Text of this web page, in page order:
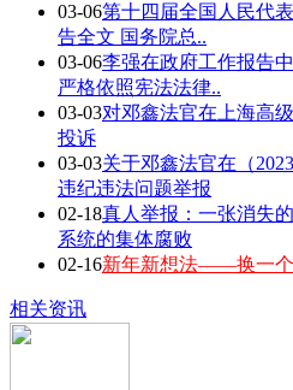
03-06第十四届全国人民代
告全文 国务院总..
03-06李强在政府工作报告
严格依照宪法法律..
03-03对邓鑫法官在上海高
投诉
03-03关于邓鑫法官在（
违纪违法问题举报
02-18真人举报：一张消失
系统的集体腐败
02-16新年新想法——换一
相关资讯